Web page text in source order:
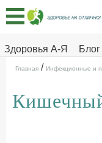
Здоровья А-Я Блог
Главная
Тесты
Про
ДЕТЯМ
Главная / Инфекционные и